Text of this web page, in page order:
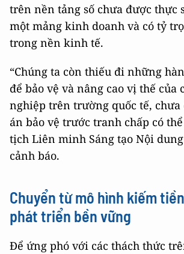
trên nền tảng số chưa được thực
một mảng kinh doanh và có tỷ
trong nền kinh tế.
“Chúng ta còn thiếu đi những
để bảo vệ và nâng cao vị thế của
nghiệp trên trường quốc tế, chưa
án bảo vệ trước tranh chấp có thể
tịch Liên minh Sáng tạo Nội
cảnh báo.
Chuyển từ mô hình kiếm
phát triển bền vững
Để ứng phó với các thách thức